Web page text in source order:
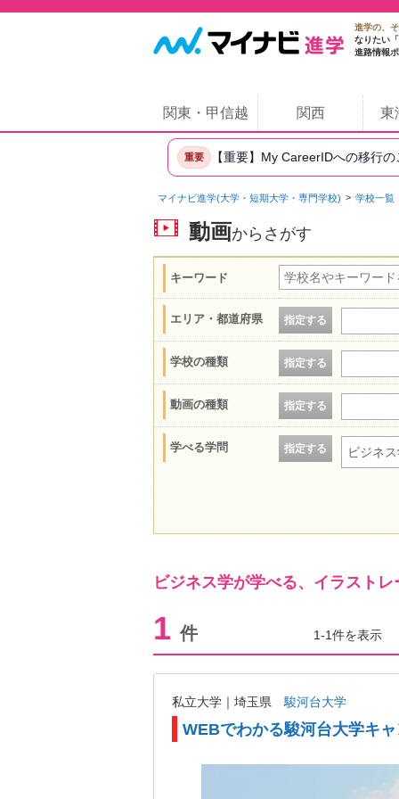
進学の、
なりたい
進路情報
関東・甲信越 関西 東
重要 【重要】My CareerIDへの移行
マイナビ進学(大学・短期大学・専門学校) 学校一覧
動画からさがす
キーワード
エリア・都道府県 指定する
学校の種類 指定する
動画の種類 指定する
学べる学問 指定する ビジネ
ビジネス学が学べる、イラスト
1 件 1-1件を表示
私立大学｜埼玉県 駿河台大学
WEBでわかる駿河台大学キ